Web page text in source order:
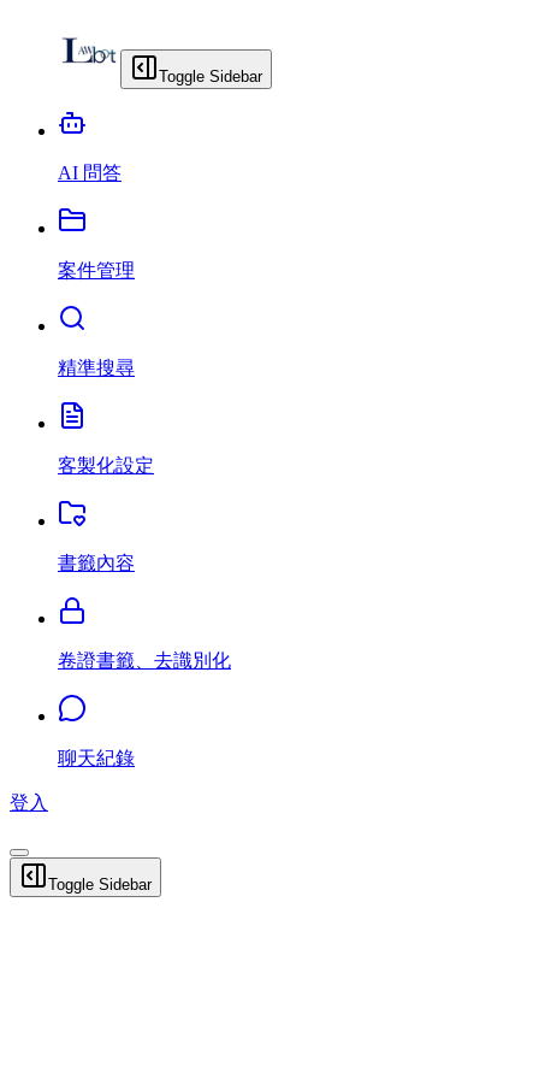
Toggle Sidebar
AI 問答
案件管理
精準搜尋
客製化設定
書籤內容
卷證書籤、去識別化
聊天紀錄
登入
Toggle Sidebar